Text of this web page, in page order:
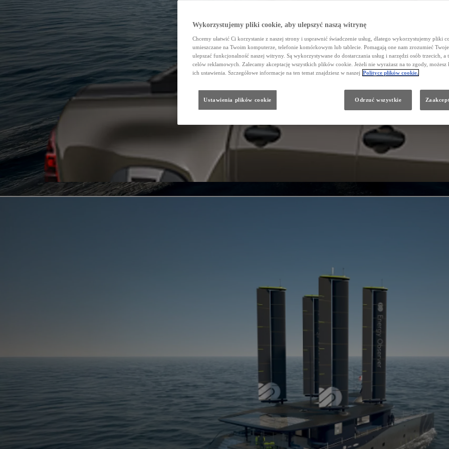
Wykorzystujemy pliki cookie, aby ulepszyć naszą witrynę
Chcemy ułatwić Ci korzystanie z naszej strony i usprawnić świadczenie usług, dlatego wykorzystujemy pliki
umieszczane na Twoim komputerze, telefonie komórkowym lub tablecie. Pomagają one nam zrozumieć
ulepszać funkcjonalność naszej witryny. Są wykorzystywane do dostarczania usług i narzędzi osób trzecich, a
celów reklamowych. Zalecamy akceptację wszystkich plików cookie. Jeżeli nie wyrażasz na to zgody, możesz
ich ustawienia. Szczegółowe informacje na ten temat znajdziesz w naszej Polityce plików cookie.
Ustawienia plików cookie Odrzuć wszystkie